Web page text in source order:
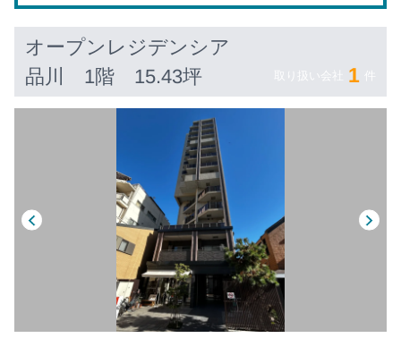
オープンレジデンシア
品川 1階 15.43坪 取り扱い会社 1 件